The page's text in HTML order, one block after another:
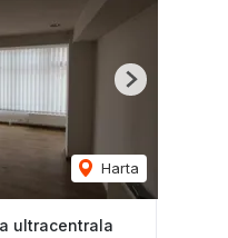
Harta
Next
ultracentrala